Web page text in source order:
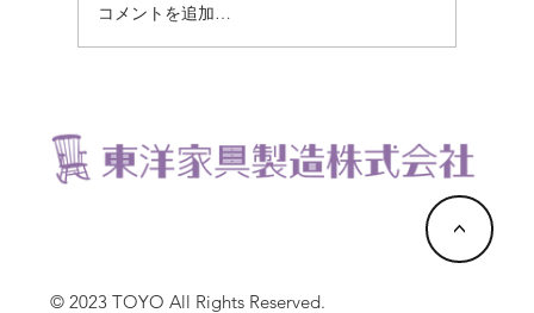
コメントを追加…
© 2023 TOYO All Rights Reserved.
<